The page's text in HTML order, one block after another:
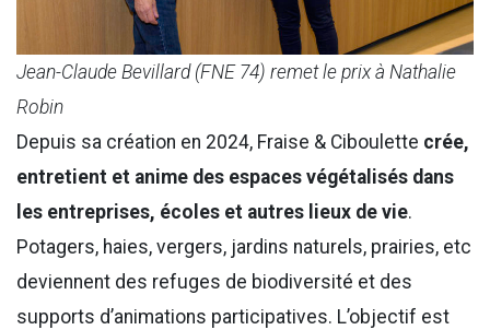
Jean-Claude Bevillard (FNE 74) remet le prix à Nathalie
Robin
Depuis sa création en 2024, Fraise & Ciboulette crée,
entretient et anime des espaces végétalisés dans
les entreprises, écoles et autres lieux de vie.
Potagers, haies, vergers, jardins naturels, prairies, etc
deviennent des refuges de biodiversité et des
supports d’animations participatives. L’objectif est